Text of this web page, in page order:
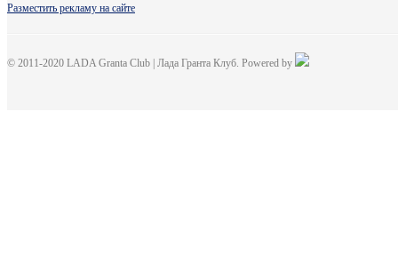
Разместить рекламу на сайте
© 2011-2020 LADA Granta Club | Лада Гранта Клуб. Powered by